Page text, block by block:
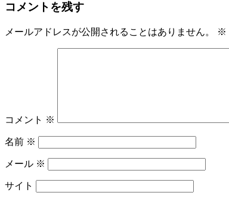
コメントを残す
メールアドレスが公開されることはありません。 ※
コメント ※
名前 ※
メール ※
サイト